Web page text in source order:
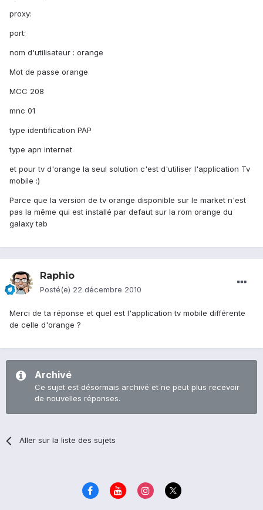
proxy:
port:
nom d'utilisateur : orange
Mot de passe orange
MCC 208
mnc 01
type identification PAP
type apn internet
et pour tv d'orange la seul solution c'est d'utiliser l'application Tv
mobile :)
Parce que la version de tv orange disponible sur le market n'est
pas la même qui est installé par defaut sur la rom orange du
galaxy tab
Raphio
Posté(e) 22 décembre 2010
Merci de ta réponse et quel est l'application tv mobile différente
de celle d'orange ?
Archivé
Ce sujet est désormais archivé et ne peut plus recevoir
de nouvelles réponses.
Aller sur la liste des sujets